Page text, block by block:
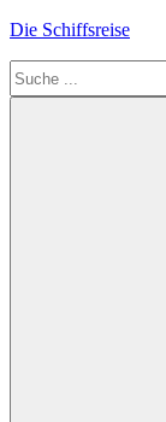
Zum
springen
Die Schiffsreise
Literatur-
Suchen